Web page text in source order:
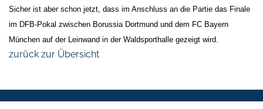
Sicher ist aber schon jetzt, dass im Anschluss an die Partie das Finale
im DFB-Pokal zwischen Borussia Dortmund und dem FC Bayern
München auf der Leinwand in der Waldsporthalle gezeigt wird.
zurück zur Übersicht